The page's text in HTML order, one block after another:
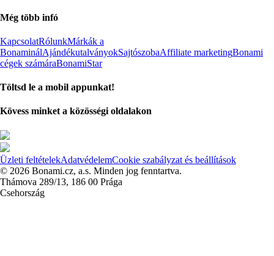
Még több infó
KapcsolatRólunkMárkák a
BonaminálAjándékutalványokSajtószobaAffiliate marketingBonami
cégek számáraBonamiStar
Töltsd le a mobil appunkat!
Kövess minket a közösségi oldalakon
Üzleti feltételekAdatvédelemCookie szabályzat és beállítások
© 2026 Bonami.cz, a.s. Minden jog fenntartva.
Thámova 289/13, 186 00 Prága
Csehország